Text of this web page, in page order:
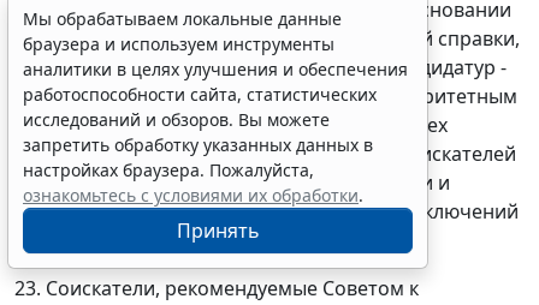
член Совета. Обсуждение происходит на основании
решения президиума Совета, обобщающей справки,
а в случае определения приоритетных кандидатур -
также на основании предложений по приоритетным
кандидатурам. При обсуждении наличие всех
поступивших в Совет представлений на соискателей
премии Президента Российской Федерации и
прилагаемых к ним материалов, а также заключений
экспертизы обязательно.
23. Соискатели, рекомендуемые Советом к
Мы обрабатываем локальные данные
браузера и используем инструменты
аналитики в целях улучшения и обеспечения
работоспособности сайта, статистических
исследований и обзоров. Вы можете
запретить обработку указанных данных в
настройках браузера. Пожалуйста,
ознакомьтесь с условиями их обработки.
Принять